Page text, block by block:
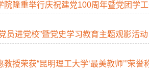
院隆重举行庆祝建党100周年暨党团学
员进党校”暨党史学习教育主题观影活动
教授荣获“昆明理工大学‘最美教师’”荣誉